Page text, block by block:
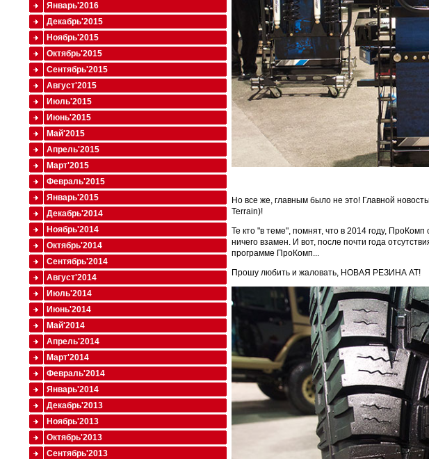
Но все же, главным было не это! Главной
Terrain)!
Те кто "в теме", помнят, что в 2014 году,
ничего взамен. И вот, после почти года
программе ПроКомп...
Прошу любить и жаловать, НОВАЯ РЕЗИНА АТ!
Январь'2016
Декабрь'2015
Ноябрь'2015
Октябрь'2015
Сентябрь'2015
Август'2015
Июль'2015
Июнь'2015
Май'2015
Апрель'2015
Март'2015
Февраль'2015
Январь'2015
Декабрь'2014
Ноябрь'2014
Октябрь'2014
Сентябрь'2014
Август'2014
Июль'2014
Июнь'2014
Май'2014
Апрель'2014
Март'2014
Февраль'2014
Январь'2014
Декабрь'2013
Ноябрь'2013
Октябрь'2013
Сентябрь'2013